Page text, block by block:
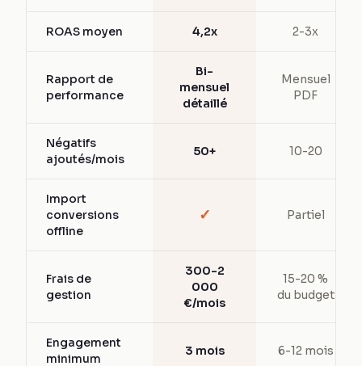
ROAS moyen 4,2x 2-3x
Rapport de
performance
Bi-
mensuel
détaillé
Mensuel
PDF
Négatifs
ajoutés/mois
50+ 10-20
Import
conversions
offline
✓ Partiel
Frais de
gestion
300-2
000
€/mois
15-20 %
du budget
Engagement
minimum
3 mois 6-12 mois